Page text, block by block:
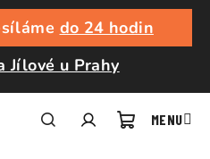
do 24 hodin
Jílové u Prahy